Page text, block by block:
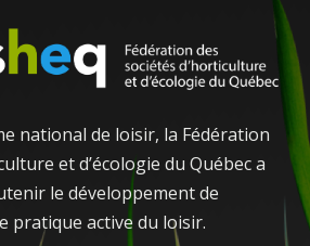
national de loisir, la Fédération
et d’écologie du Québec a
le développement de
pratique active du loisir.